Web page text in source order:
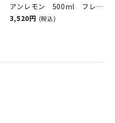
アンレモン 500ml フレグ
ランスランプ用オイル
3,520円 (税込)